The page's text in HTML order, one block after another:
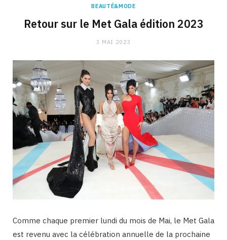
BEAUTÉ&MODE
Retour sur le Met Gala édition 2023
3 MAI 2023
Comme chaque premier lundi du mois de Mai, le Met Gala
est revenu avec la célébration annuelle de la prochaine